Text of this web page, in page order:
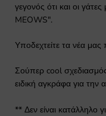
γεγονός ότι και οι
MEOWS".
Υποδεχτείτε τα νέα μας
Σούπερ cool
ειδική αγκράφα για την
** Δεν είναι κατάλληλο